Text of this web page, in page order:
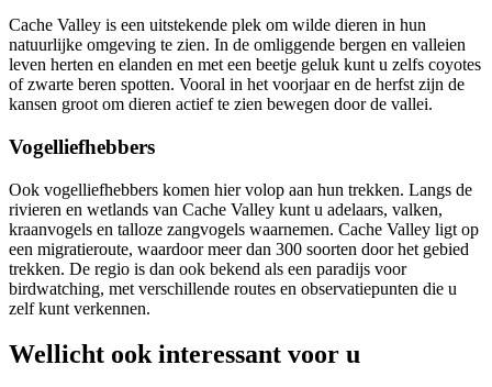
Cache Valley is een uitstekende plek om wilde dieren in hun
natuurlijke omgeving te zien. In de omliggende bergen en valleien
leven herten en elanden en met een beetje geluk kunt u zelfs coyotes
of zwarte beren spotten. Vooral in het voorjaar en de herfst zijn de
kansen groot om dieren actief te zien bewegen door de vallei.
Vogelliefhebbers
Ook vogelliefhebbers komen hier volop aan hun trekken. Langs de
rivieren en wetlands van Cache Valley kunt u adelaars, valken,
kraanvogels en talloze zangvogels waarnemen. Cache Valley ligt op
een migratieroute, waardoor meer dan 300 soorten door het gebied
trekken. De regio is dan ook bekend als een paradijs voor
birdwatching, met verschillende routes en observatiepunten die u
zelf kunt verkennen.
Wellicht ook interessant voor u